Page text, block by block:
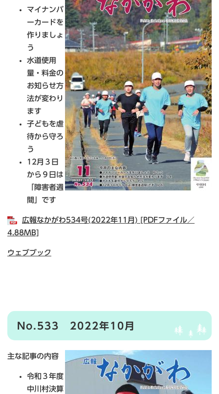
マイナンバ
ーカードを
作りましょ
う
水道使用
量・料金の
お知らせ方
法が変わり
ます
子どもを虐
待から守ろ
う
12月３日
から９日は
「障害者週
間」です
広報なかがわ534号(2022年11月) [PDFファイル／
4.88MB]
ウェブブック
No.533 2022年10月
主な記事の内容
令和３年度
中川村決算